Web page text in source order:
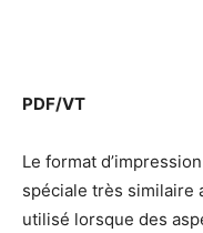
PDF/VT
Le format
spéciale très similaire
utilisé lorsque des